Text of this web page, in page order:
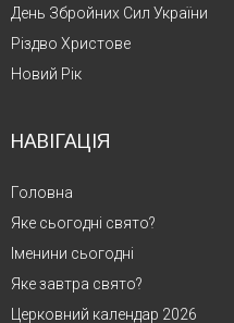
День Збройних Сил України
Різдво Христове
Новий Рік
НАВІГАЦІЯ
Головна
Яке сьогодні свято?
Іменини сьогодні
Яке завтра свято?
Церковний календар 2026